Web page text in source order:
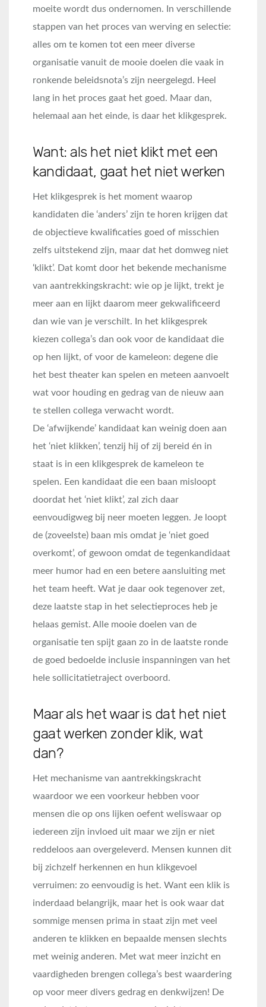
moeite wordt dus ondernomen. In verschillende
stappen van het proces van werving en selectie:
alles om te komen tot een meer diverse
organisatie vanuit de mooie doelen die vaak in
ronkende beleidsnota’s zijn neergelegd. Heel
lang in het proces gaat het goed. Maar dan,
helemaal aan het einde, is daar het klikgesprek.
Want: als het niet klikt met een
kandidaat, gaat het niet werken
Het klikgesprek is het moment waarop
kandidaten die ‘anders’ zijn te horen krijgen dat
de objectieve kwalificaties goed of misschien
zelfs uitstekend zijn, maar dat het domweg niet
‘klikt’. Dat komt door het bekende mechanisme
van aantrekkingskracht: wie op je lijkt, trekt je
meer aan en lijkt daarom meer gekwalificeerd
dan wie van je verschilt. In het klikgesprek
kiezen collega’s dan ook voor de kandidaat die
op hen lijkt, of voor de kameleon: degene die
het best theater kan spelen en meteen aanvoelt
wat voor houding en gedrag van de nieuw aan
te stellen collega verwacht wordt.
De ‘afwijkende’ kandidaat kan weinig doen aan
het ‘niet klikken’, tenzij hij of zij bereid én in
staat is in een klikgesprek de kameleon te
spelen. Een kandidaat die een baan misloopt
doordat het ‘niet klikt’, zal zich daar
eenvoudigweg bij neer moeten leggen. Je loopt
de (zoveelste) baan mis omdat je ‘niet goed
overkomt’, of gewoon omdat de tegenkandidaat
meer humor had en een betere aansluiting met
het team heeft. Wat je daar ook tegenover zet,
deze laatste stap in het selectieproces heb je
helaas gemist. Alle mooie doelen van de
organisatie ten spijt gaan zo in de laatste ronde
de goed bedoelde inclusie inspanningen van het
hele sollicitatietraject overboord.
Maar als het waar is dat het niet
gaat werken zonder klik, wat
dan?
Het mechanisme van aantrekkingskracht
waardoor we een voorkeur hebben voor
mensen die op ons lijken oefent weliswaar op
iedereen zijn invloed uit maar we zijn er niet
reddeloos aan overgeleverd. Mensen kunnen dit
bij zichzelf herkennen en hun klikgevoel
verruimen: zo eenvoudig is het. Want een klik is
inderdaad belangrijk, maar het is ook waar dat
sommige mensen prima in staat zijn met veel
anderen te klikken en bepaalde mensen slechts
met weinig anderen. Met wat meer inzicht en
vaardigheden brengen collega’s best waardering
op voor meer divers gedrag en denkwijzen! De